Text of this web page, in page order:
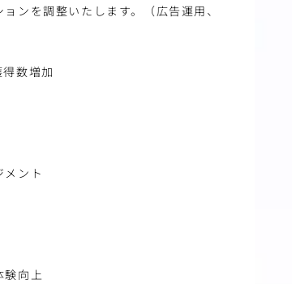
ンを調整いたします。（広告運用、
数増加
ント
験向上